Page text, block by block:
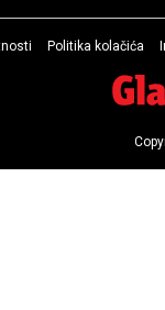
Politika kolačića